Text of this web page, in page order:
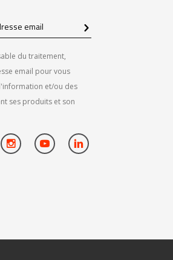
du traitement,
email pour vous
et/ou des
ses produits et son